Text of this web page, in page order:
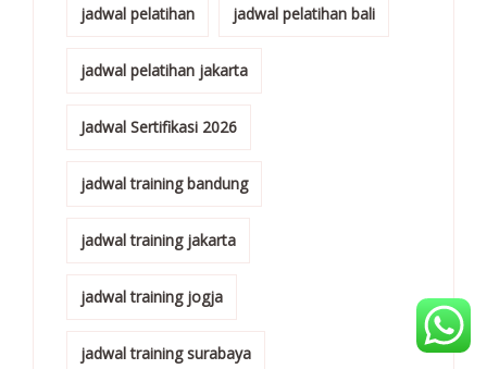
jadwal pelatihan jadwal pelatihan bali
jadwal pelatihan jakarta
Jadwal Sertifikasi 2026
jadwal training bandung
jadwal training jakarta
jadwal training jogja
jadwal training surabaya